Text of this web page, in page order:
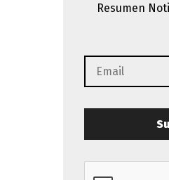
Resumen